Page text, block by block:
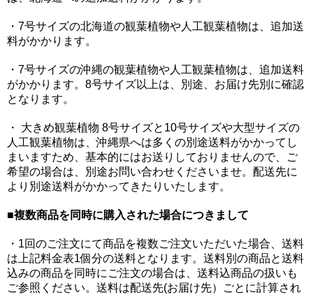
・7号サイズの北海道の観葉植物や人工観葉植物は、追加送
料がかかります。
・7号サイズの沖縄の観葉植物や人工観葉植物は、追加送料
がかかります。8号サイズ以上は、別途、お届け先別に確認
となります。
・ 大きめ観葉植物 8号サイズと10号サイズや大型サイズの
人工観葉植物は、沖縄県へは多くの別途送料がかかってし
まいますため、基本的にはお送りしておりませんので、ご
希望の場合は、別途お問い合わせくださいませ。配送先に
より別途送料がかかってきたりいたします。
■複数商品を同時に購入された場合につきまして
・1回のご注文にて商品を複数ご注文いただいた場合、送料
は上記料金表1個分の送料となります。送料別の商品と送料
込みの商品を同時にご注文の場合は、送料込商品の扱いも
ご参照ください。送料は配送先(お届け先）ごとに計算され